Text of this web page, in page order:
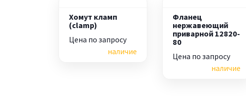
Хомут кламп
(clamp)
Цена по запросу
наличие
Фланец
нержавеющий
приварной 12820-
80
Цена по запросу
наличие